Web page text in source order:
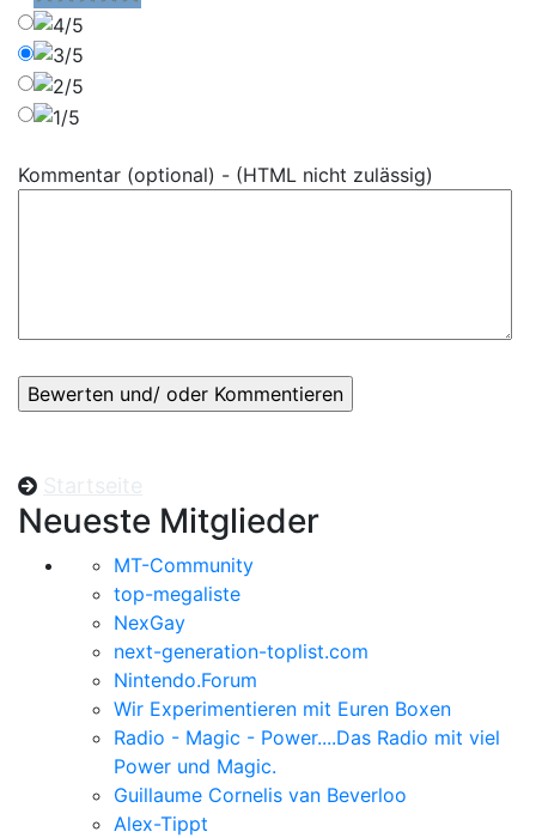
Kommentar (optional) - (HTML nicht zulässig)
Neueste Mitglieder
MT-Community
top-megaliste
NexGay
next-generation-toplist.com
Nintendo.Forum
Wir Experimentieren mit Euren Boxen
Radio - Magic - Power....Das Radio mit viel
Power und Magic.
Guillaume Cornelis van Beverloo
Alex-Tippt